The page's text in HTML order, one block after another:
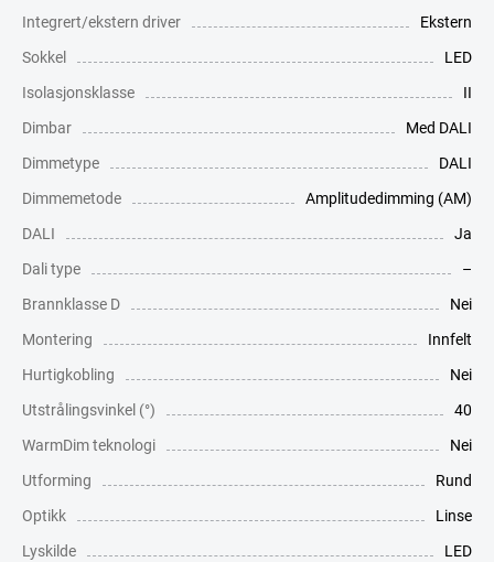
Integrert/ekstern driver
Ekstern
Sokkel
LED
Isolasjonsklasse
II
Dimbar
Med DALI
Dimmetype
DALI
Dimmemetode
Amplitudedimming (AM)
DALI
Ja
Dali type
–
Brannklasse D
Nei
Montering
Innfelt
Hurtigkobling
Nei
Utstrålingsvinkel (°)
40
WarmDim teknologi
Nei
Utforming
Rund
Optikk
Linse
Lyskilde
LED